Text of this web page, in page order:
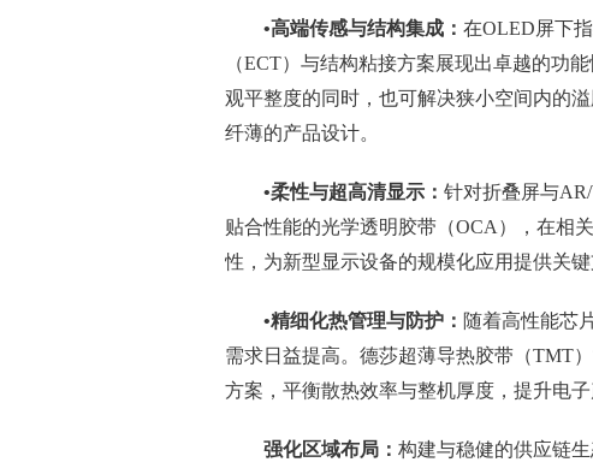
•高端传感与结构集成： 在OLED屏下
（ECT）与结构粘接方案展现出卓越的功
观平整度的同时，也可解决狭小空间内的
纤薄的产品设计。
•柔性与超高清显示： 针对折叠屏与
贴合性能的光学透明胶带（OCA），在相
性，为新型显示设备的规模化应用提供关键
•精细化热管理与防护： 随着高性能芯
需求日益提高。德莎超薄导热胶带（TMT
方案，平衡散热效率与整机厚度，提升电子
强化区域布局： 构建与稳健的供应链